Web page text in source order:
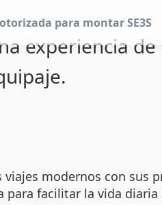
para montar SE3S
experiencia
modernos con sus
facilitar la vida diaria